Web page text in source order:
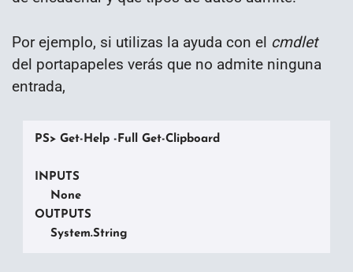
Por ejemplo, si utilizas la ayuda con el cmdlet
del portapapeles verás que no admite ninguna
entrada,
PS> Get-Help -Full Get-Clipboard
INPUTS
    None
OUTPUTS
    System.String